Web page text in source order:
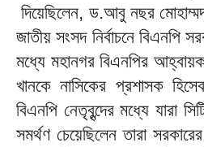
দিয়েছিলেন, ড.আবু নছর
জাতীয় সংসদ নির্বাচনে বিএনপি
মধ্যে মহানগর বিএনপির
খানকে নাসিকের প্রশাসক
বিএনপি নেতৃবৃন্দের মধ্যে যারা
সমর্থণ চেয়েছিলেন তারা